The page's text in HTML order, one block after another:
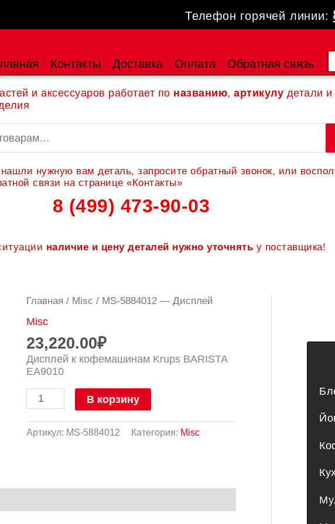
Телефон горячей линии:
Контакты Доставка Оплата Обратная связь
и аксессуаров работает по названию, артикулу детали и
нужную вам деталь, запросите обратный звонок, или
связи на странице «Контакты»
8 (499) 473-90-03
наличие и цену деталей нужно уточнять у поставщика!
Главная / Misc / MS-5884012 — Дисплей
Misc
23,220.00₽
Дисплей к кофемашинам Krups BARISTA
EA9010
Количество
MS-
5884012
-
Дисплей
В корзину
Артикул: MS-5884012 Категория: Misc